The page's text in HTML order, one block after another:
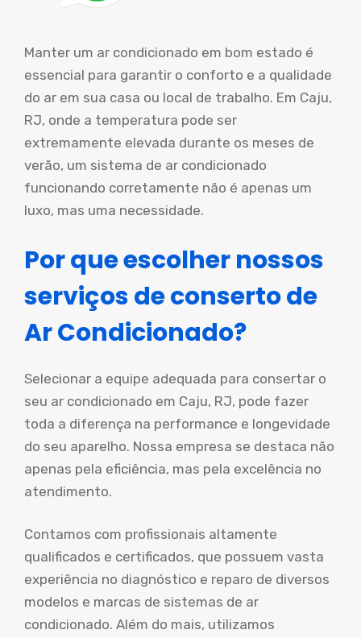
Manter um ar condicionado em bom estado é
essencial para garantir o conforto e a qualidade
do ar em sua casa ou local de trabalho. Em Caju,
RJ, onde a temperatura pode ser
extremamente elevada durante os meses de
verão, um sistema de ar condicionado
funcionando corretamente não é apenas um
luxo, mas uma necessidade.
Por que escolher nossos
serviços de conserto de
Ar Condicionado?
Selecionar a equipe adequada para consertar o
seu ar condicionado em Caju, RJ, pode fazer
toda a diferença na performance e longevidade
do seu aparelho. Nossa empresa se destaca não
apenas pela eficiência, mas pela excelência no
atendimento.
Contamos com profissionais altamente
qualificados e certificados, que possuem vasta
experiência no diagnóstico e reparo de diversos
modelos e marcas de sistemas de ar
condicionado. Além do mais, utilizamos